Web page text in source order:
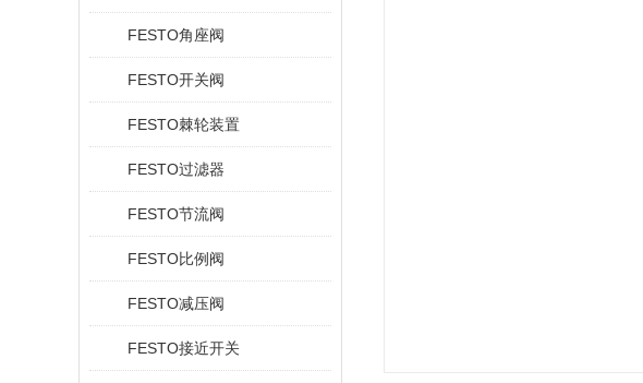
FESTO角座阀
FESTO开关阀
FESTO棘轮装置
FESTO过滤器
FESTO节流阀
FESTO比例阀
FESTO减压阀
FESTO接近开关